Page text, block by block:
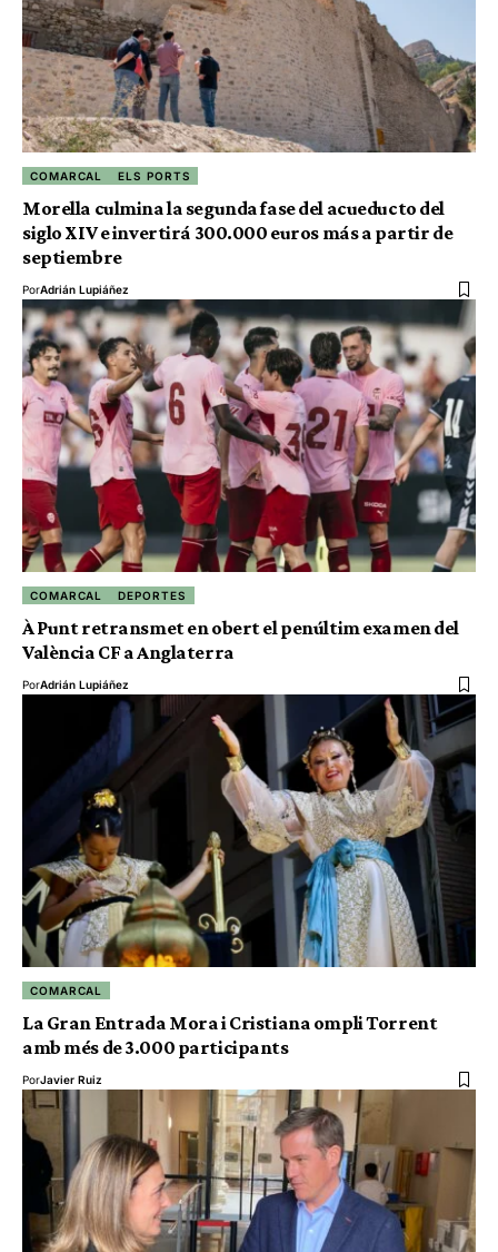
COMARCAL ELS PORTS
Morella culmina la segunda fase del acueducto del
siglo XIV e invertirá 300.000 euros más a partir de
septiembre
PorAdrián Lupiáñez
COMARCAL DEPORTES
À Punt retransmet en obert el penúltim examen del
València CF a Anglaterra
PorAdrián Lupiáñez
COMARCAL
La Gran Entrada Mora i Cristiana ompli Torrent
amb més de 3.000 participants
PorJavier Ruiz